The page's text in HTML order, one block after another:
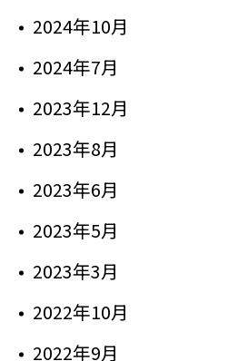
2024年10月
2024年7月
2023年12月
2023年8月
2023年6月
2023年5月
2023年3月
2022年10月
2022年9月